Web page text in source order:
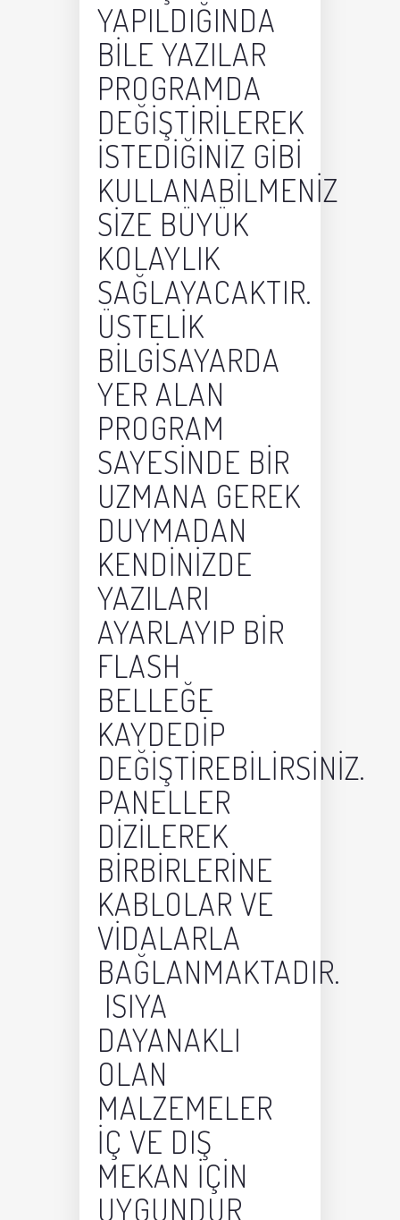
YAPILDIĞINDA
BILE YAZILAR
PROGRAMDA
DEĞIŞTIRILEREK
ISTEDIĞINIZ GIBI
KULLANABILMENIZ
SIZE BÜYÜK
KOLAYLIK
SAĞLAYACAKTIR.
ÜSTELIK
BILGISAYARDA
YER ALAN
PROGRAM
SAYESINDE BIR
UZMANA GEREK
DUYMADAN
KENDINIZDE
YAZILARI
AYARLAYIP BIR
FLASH
BELLEĞE
KAYDEDIP
DEĞIŞTIREBILIRSINIZ.
PANELLER
DIZILEREK
BIRBIRLERINE
KABLOLAR VE
VIDALARLA
BAĞLANMAKTADIR.
ISIYA
DAYANAKLI
OLAN
MALZEMELER
IÇ VE DIŞ
MEKAN IÇIN
UYGUNDUR